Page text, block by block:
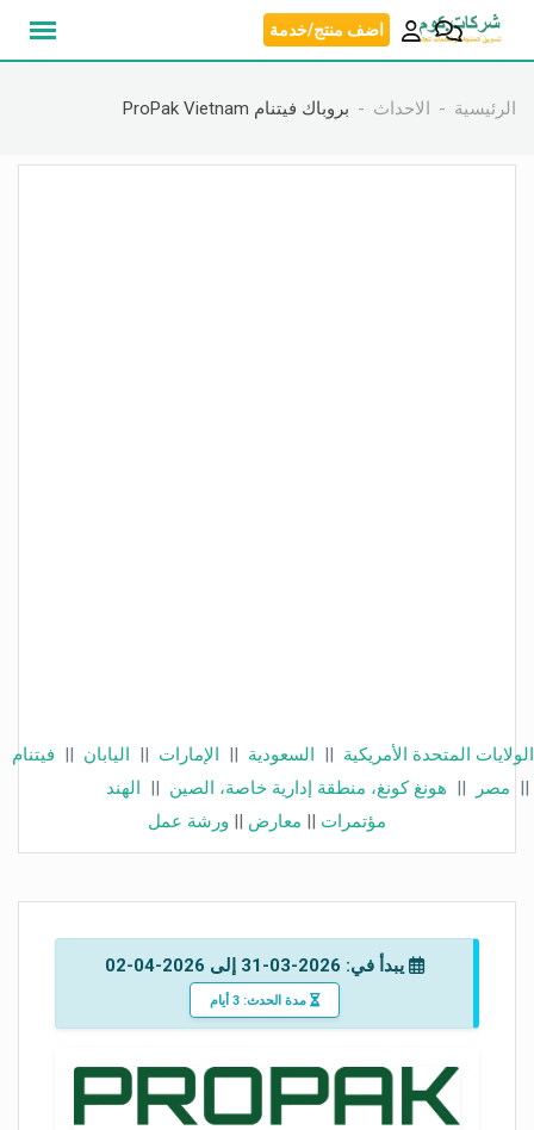
انتقل
اضف منتج/خدمة
الرئيسية الاحداث بروباك فيتنام ProPak Vietnam
الولايات المتحدة الأمريكية || السعودية || الإمارات || اليابان || فيتنام
|| مصر || هونغ كونغ، منطقة إدارية خاصة، الصين || الهند
مؤتمرات || معارض || ورشة عمل
يبدأ في: 2026-03-31 إلى 2026-04-02
مدة الحدث: 3 أيام